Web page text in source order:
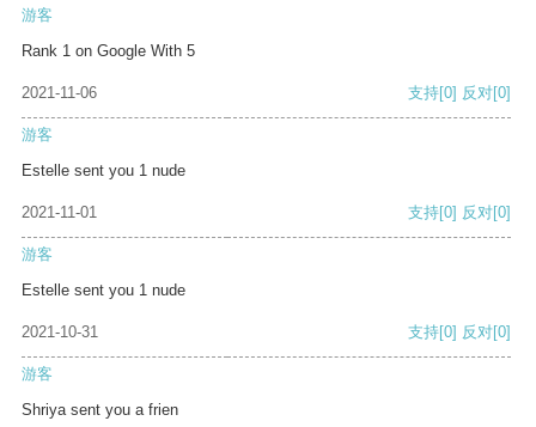
游客
Rank 1 on Google With 5
2021-11-06 支持[0] 反对[0]
游客
Estelle sent you 1 nude
2021-11-01 支持[0] 反对[0]
游客
Estelle sent you 1 nude
2021-10-31 支持[0] 反对[0]
游客
Shriya sent you a frien